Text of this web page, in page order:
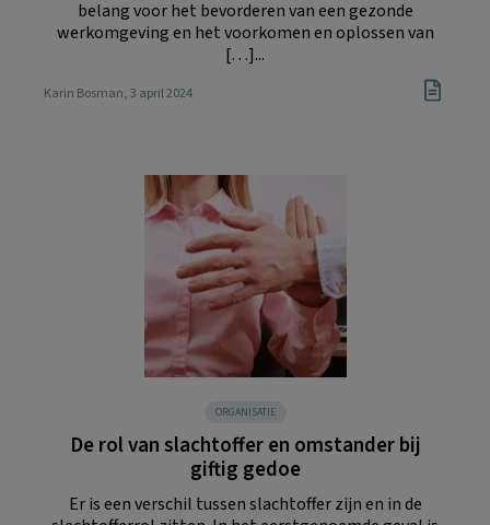
belang voor het bevorderen van een gezonde
werkomgeving en het voorkomen en oplossen van
[…]...
Karin Bosman, 3 april 2024
ORGANISATIE
De rol van slachtoffer en omstander bij
giftig gedoe
Er is een verschil tussen slachtoffer zijn en in de